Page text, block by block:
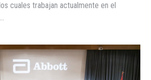
cuales trabajan actualmente en el